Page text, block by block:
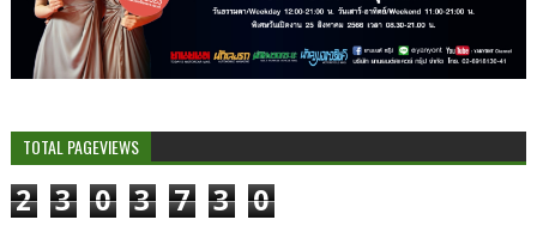
TOTAL PAGEVIEWS
2 3 0 3 7 3 0